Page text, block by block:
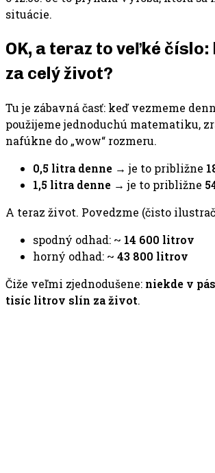
situácie.
OK, a teraz to veľké
za celý život?
Tu je zábavná časť: keď vezmeme
použijeme jednoduchú matematiku,
nafúkne do „wow“ rozmeru.
0,5 litra denne → je to približne
1,5 litra denne → je to približne
A teraz život. Povedzme (čisto
spodný odhad: ~ 14 600 litrov
horný odhad: ~ 43 800 litrov
Čiže veľmi zjednodušene: niekde v
tisíc litrov slín za život.